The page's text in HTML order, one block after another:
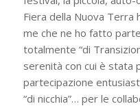
Fiera della Nuova Terra
me che ne ho fatto
totalmente “di
serenità con cui è stata
partecipazione
“di nicchia”… per le